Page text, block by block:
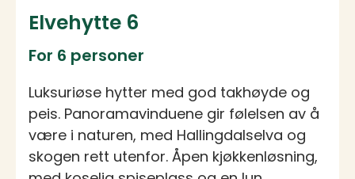
Elvehytte 6
For 6 personer
Luksuriøse hytter med god takhøyde og
peis. Panoramavinduene gir følelsen av å
være i naturen, med Hallingdalselva og
skogen rett utenfor. Åpen kjøkkenløsning,